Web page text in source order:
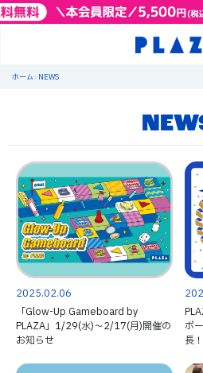
ホーム>NEWS
2025.02.06
「Glow-Up Gameboard by
PLAZA」1/29(水)～2/17(月)開催の
お知らせ
ボ
長